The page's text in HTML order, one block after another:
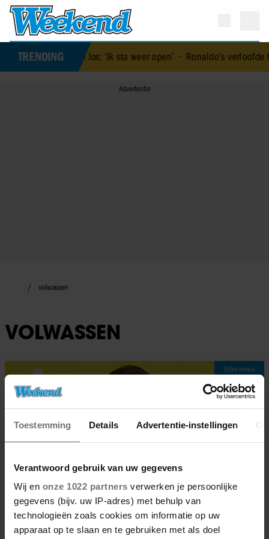
Toestemming Details Advertentie-instellingen
Verantwoord gebruik van uw gegevens
Wij en onze 1022 partners verwerken je persoonlijke
gegevens (bijv. uw IP-adres) met behulp van
technologieën zoals cookies om informatie op uw
apparaat op te slaan en te gebruiken met als doel
TRENDING
laat blokkade los: ‘Ik sta weer open’• Ronaldo’s verloofde
volwassen
VOLWASSEN
Interviews